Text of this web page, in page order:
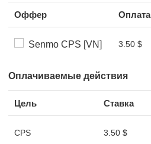
Оффер Оплата
Senmo CPS [VN] 3.50 $
Оплачиваемые действия
Цель Ставка
CPS 3.50 $